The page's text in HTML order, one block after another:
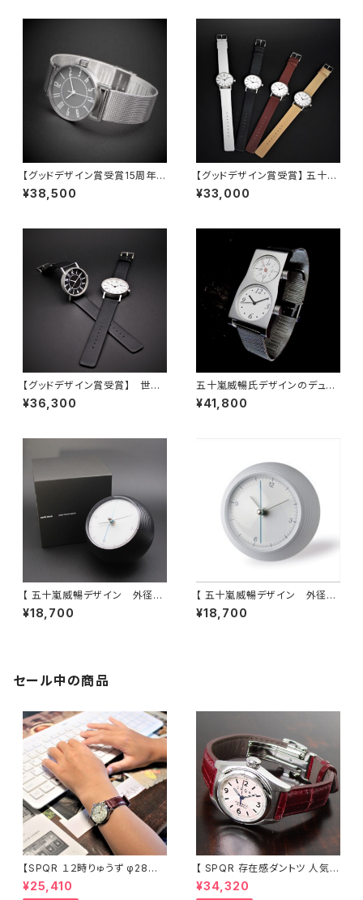
【グッドデザイン賞受賞15周年記
念】 新色グレイ文字盤 世界
的アーティスト 五十嵐 威暢
¥38,500
【グッドデザイン賞受賞】 五十
嵐 威暢 氏による究極のベー
シックデザイン eki watch φ3
¥33,000
【グッドデザイン賞受賞】 世界
的アーティスト 五十嵐 威暢 氏
による究極のベーシックデザイ
¥36,300
五十嵐威暢氏デザインのデュア
ルウオッチ DUAL TIME 12+2
4
¥41,800
【 五十嵐威暢デザイン 外径φ1
0cm 卓上置時計 】 静かに廻
るブルー天秤秒針スイープ運針
¥18,700
【 五十嵐威暢デザイン 外径φ1
0cm 卓上置時計 】 静かに廻
るブルー天秤秒針スイープ運針
¥18,700
セール中の商品
【SPQR １２時りゅうず φ28m
m絶妙サイズ ・ THE SPQR
のコンセプトを踏襲 シンプル・レ
¥25,410
【 SPQR 存在感ダントツ 人気の
１２時りゅうず 手巻付自動巻
機械式】 Ｕｂｕｄ機械式 アイ
¥34,320